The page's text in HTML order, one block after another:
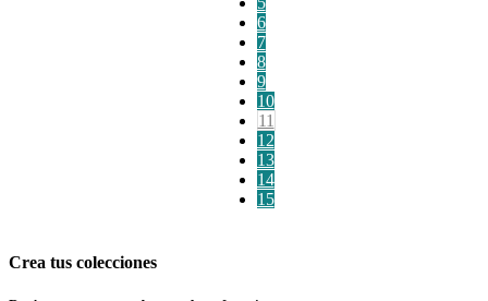
6
7
8
9
10
11
12
13
14
15
Crea tus colecciones